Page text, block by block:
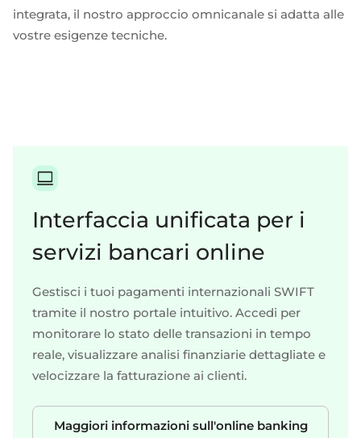
integrata, il nostro approccio omnicanale si adatta alle
vostre esigenze tecniche.
Interfaccia unificata per i
servizi bancari online
Gestisci i tuoi pagamenti internazionali SWIFT
tramite il nostro portale intuitivo. Accedi per
monitorare lo stato delle transazioni in tempo
reale, visualizzare analisi finanziarie dettagliate e
velocizzare la fatturazione ai clienti.
Maggiori informazioni sull'online banking